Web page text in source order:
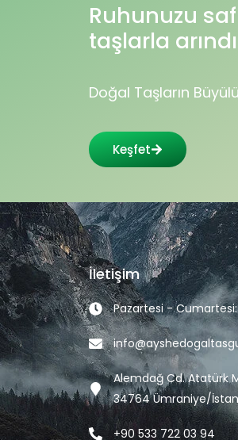
Ruhunuzu
taşlarla
Doğal Taşların
Keşfet
İletişim
Pazartesi - Cumartesi:
Alemdağ Cd. Atatürk
34764 Ümraniye/
+90 533 722 03 94